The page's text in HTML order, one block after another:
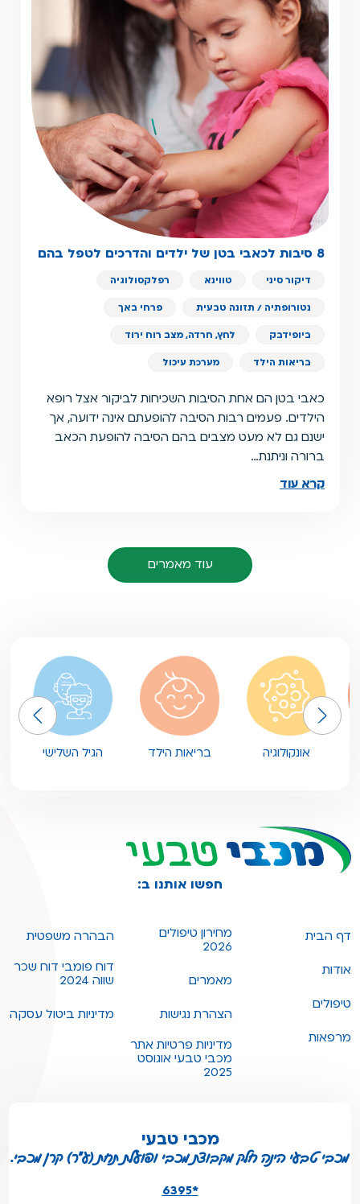
8 סיבות לכאבי בטן של ילדים והדרכים לטפל בהם
דיקור סיני טווינא רפלקסולוגיה
נטורופתיה / תזונה טבעית פרחי באך
ביופידבק לחץ, חרדה, מצב רוח ירוד
בריאות הילד מערכת עיכול
כאבי בטן הם אחת הסיבות השכיחות לביקור אצל רופא
הילדים. פעמים רבות הסיבה להופעתם אינה ידועה, אך
ישנם גם לא מעט מצבים בהם הסיבה להופעת הכאב
ברורה וניתנת…
קרא עוד
עוד מאמרים
אונקולוגיה בריאות הילד הגיל השלישי
חפשו אותנו ב:
דף הבית
אודות
טיפולים
מרפאות
מחירון טיפולים
2026
מאמרים
הצהרת נגישות
מדיניות פרטיות אתר
מכבי טבעי אוגוסט
2025
הבהרה משפטית
דוח פומבי דוח שכר
שווה 2024
מדיניות ביטול עסקה
מכבי טבעי
מכבי טבעי הינה חלק מקבוצת מכבי ופועלת תחת (ע"ר) קרן מכבי.
*6395